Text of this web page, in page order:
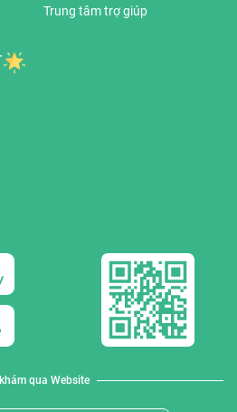
Trung tâm trợ giúp
qua Website